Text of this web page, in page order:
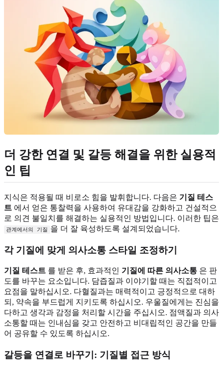
더 강한 연결 및 갈등 해결을 위한 실용적
인 팁
지식은 적용될 때 비로소 힘을 발휘합니다. 다음은 기질 테스
트 에서 얻은 통찰력을 사용하여 유대감을 강화하고 건설적으
로 의견 불일치를 해결하는 실용적인 방법입니다. 이러한 팁은
관계에서의 기질 을 더 잘 육성하도록 설계되었습니다.
각 기질에 맞게 의사소통 스타일 조정하기
기질 테스트 를 받은 후, 효과적인 기질에 따른 의사소통 은 판
도를 바꾸는 요소입니다. 담즙질과 이야기할 때는 직접적이고
요점을 말하십시오. 다혈질과는 매력적이고 긍정적으로 대하
되, 약속을 부드럽게 지키도록 하십시오. 우울질에게는 진심을
다하고 생각과 감정을 처리할 시간을 주십시오. 점액질과 의사
소통할 때는 인내심을 갖고 안전하고 비대립적인 공간을 만들
어 공유할 수 있도록 하십시오.
갈등을 연결로 바꾸기: 기질별 접근 방식